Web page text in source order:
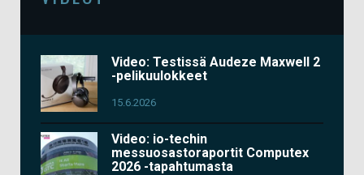
Video: Testissä Audeze Maxwell 2
-pelikuulokkeet
15.6.2026
Video: io-techin
messuosastoraportit Computex
2026 -tapahtumasta